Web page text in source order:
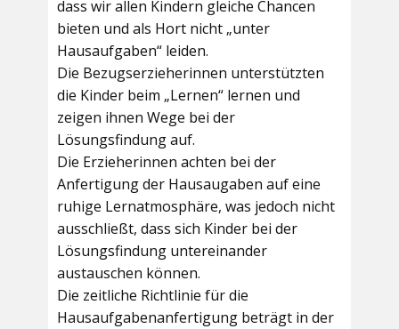
dass wir allen Kindern gleiche Chancen
bieten und als Hort nicht „unter
Hausaufgaben“ leiden.
Die Bezugserzieherinnen unterstützten
die Kinder beim „Lernen“ lernen und
zeigen ihnen Wege bei der
Lösungsfindung auf.
Die Erzieherinnen achten bei der
Anfertigung der Hausaugaben auf eine
ruhige Lernatmosphäre, was jedoch nicht
ausschließt, dass sich Kinder bei der
Lösungsfindung untereinander
austauschen können.
Die zeitliche Richtlinie für die
Hausaufgabenanfertigung beträgt in der